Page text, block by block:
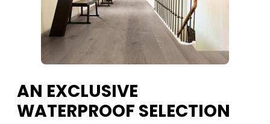
AN EXCLUSIVE
WATERPROOF SELECTION